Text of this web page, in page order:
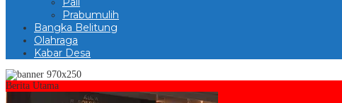
Prabumulih
Bangka Belitung
Olahraga
Kabar Desa
Berita Utama